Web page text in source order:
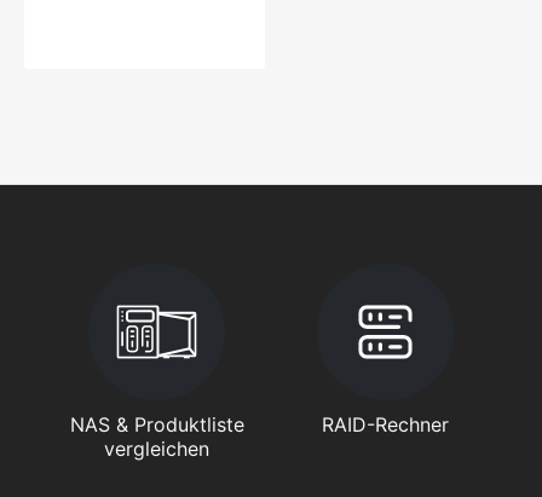
NAS & Produktliste
vergleichen
RAID-Rechner